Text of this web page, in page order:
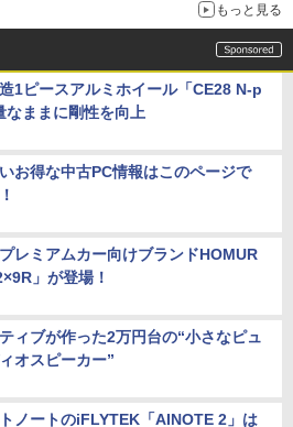
もっと見る
1ピースアルミホイール「CE28 N-p
なままに剛性を向上
お得な中古PC情報はこのページで
レミアムカー向けブランドHOMUR
」が登場！
ィブが作った2万円台の“小さなピュ
オスピーカー”
ノートのiFLYTEK「AINOTE 2」は